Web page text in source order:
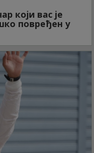
који вас је
повређен у